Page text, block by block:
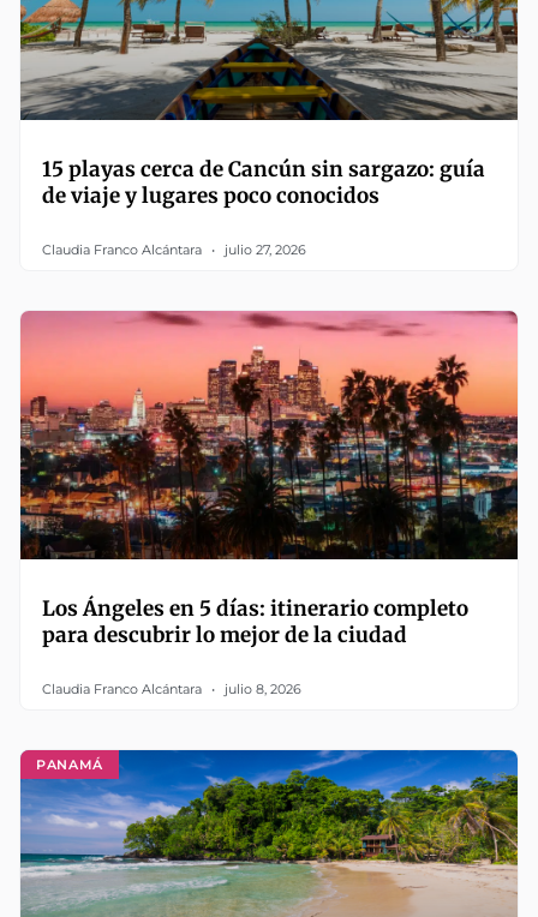
15 playas cerca de Cancún sin sargazo: guía
de viaje y lugares poco conocidos
Claudia Franco Alcántara julio 27, 2026
Los Ángeles en 5 días: itinerario completo
para descubrir lo mejor de la ciudad
Claudia Franco Alcántara julio 8, 2026
PANAMÁ